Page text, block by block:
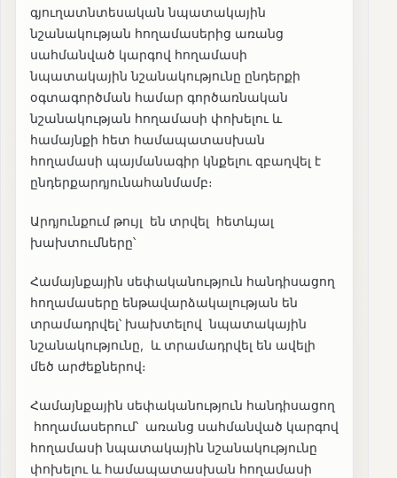
գյուղատնտեսական նպատակային
նշանակության հողամասերից առանց
սահմանված կարգով հողամասի
նպատակային նշանակությունը ընդերքի
օգտագործման համար գործառնական
նշանակության հողամասի փոխելու և
համայնքի հետ համապատասխան
հողամասի պայմանագիր կնքելու զբաղվել է
ընդերքարդյունահանմամբ։
Արդյունքում թույլ են տրվել հետևյալ
խախտումները՝
Համայնքային սեփականություն հանդիսացող
հողամասերը ենթավարձակալության են
տրամադրվել՝ խախտելով նպատակային
նշանակությունը, և տրամադրվել են ավելի
մեծ արժեքներով։
Համայնքային սեփականություն հանդիսացող
հողամասերում՝ առանց սահմանված կարգով
հողամասի նպատակային նշանակությունը
փոխելու և համապատասխան հողամասի